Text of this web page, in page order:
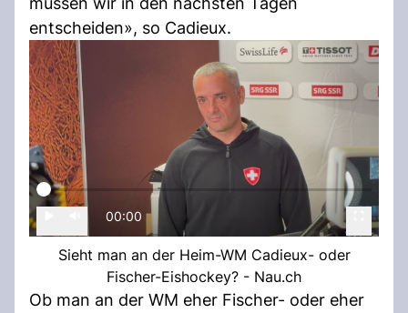
entscheiden», so Cadieux.
00:00
Sieht man an der Heim-WM Cadieux- oder
Fischer-Eishockey? - Nau.ch
Ob man an der WM eher Fischer- oder eher